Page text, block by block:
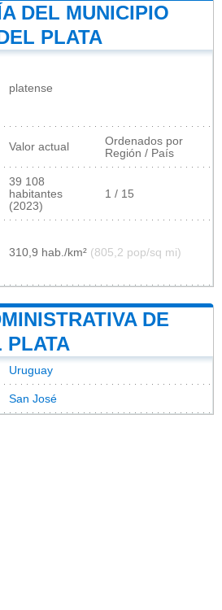
DEL MUNICIPIO
PLATA
platense
Valor actual
Ordenados por
Región / País
39 108
habitantes
(2023)
1 / 15
310,9 hab./km² (805,2 pop/sq mi)
DE
PLATA
Uruguay
San José